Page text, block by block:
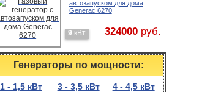
автозапуском для дома
Generac 6270
9 кВт 324000руб.
Генераторы по мощности:
1 - 1,5 кВт 3 - 3,5 кВт 4 - 4,5 кВт